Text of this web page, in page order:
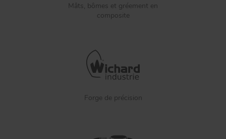
Mâts, bômes et gréement en
composite
Forge de précision